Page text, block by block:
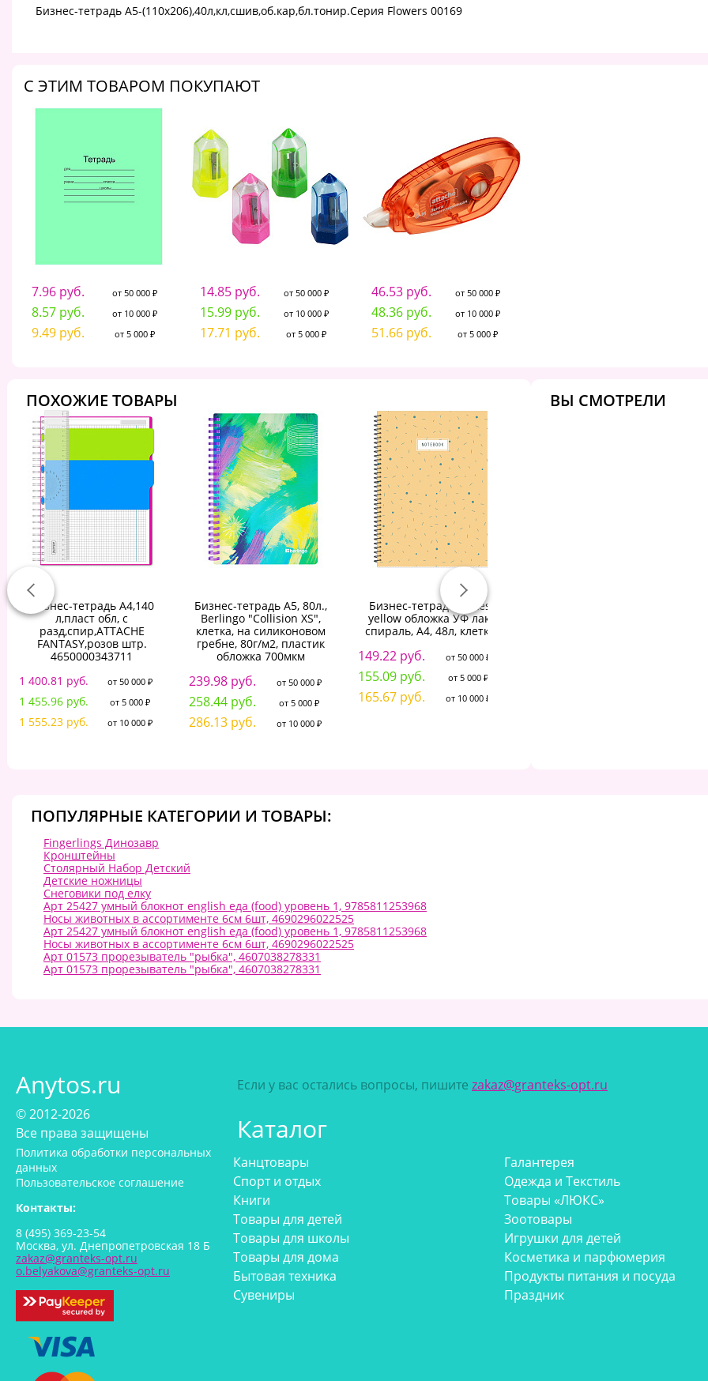
Бизнес-тетрадь А5-(110х206),40л,кл,сшив,об.кар,бл.тонир.Серия Flowers 00169
C ЭТИМ ТОВАРОМ ПОКУПАЮТ
7.96 руб. от 50 000 ₽
8.57 руб. от 10 000 ₽
9.49 руб. от 5 000 ₽
14.85 руб. от 50 000 ₽
15.99 руб. от 10 000 ₽
17.71 руб. от 5 000 ₽
46.53 руб. от 50 000 ₽
48.36 руб. от 10 000 ₽
51.66 руб. от 5 000 ₽
ПОХОЖИЕ ТОВАРЫ
Бизнес-тетрадь А4,140
л,пласт обл, с
разд,спир,ATTACHE
FANTASY,розов штр.
4650000343711
1 400.81 руб.
от 50 000 ₽
1 455.96 руб. от 5 000 ₽
1 555.23 руб. от 10 000 ₽
Бизнес-тетрадь A5, 80л.,
Berlingo "Collision XS",
клетка, на силиконовом
гребне, 80г/м2, пластик
обложка 700мкм
239.98 руб. от 50 000 ₽
258.44 руб. от 5 000 ₽
286.13 руб. от 10 000 ₽
Бизнес-тетрадь Flakes
yellow обложка УФ лак,
спираль, А4, 48л, клетка
149.22 руб. от 50 000 ₽
155.09 руб. от 5 000 ₽
165.67 руб. от 10 000 ₽
ВЫ СМОТРЕЛИ
ПОПУЛЯРНЫЕ КАТЕГОРИИ И ТОВАРЫ:
Fingerlings Динозавр
Кронштейны
Столярный Набор Детский
Детские ножницы
Снеговики под елку
Арт 25427 умный блокнот english еда (food) уровень 1, 9785811253968
Носы животных в ассортименте 6см 6шт, 4690296022525
Арт 25427 умный блокнот english еда (food) уровень 1, 9785811253968
Носы животных в ассортименте 6см 6шт, 4690296022525
Арт 01573 прорезыватель "рыбка", 4607038278331
Арт 01573 прорезыватель "рыбка", 4607038278331
Anytos.ru
© 2012-2026
Все права защищены
Политика обработки персональных
данных
Пользовательское соглашение
Контакты:
8 (495) 369-23-54
Москва, ул. Днепропетровская 18 Б
zakaz@granteks-opt.ru
o.belyakova@granteks-opt.ru
Если у вас остались вопросы, пишите zakaz@granteks-opt.ru
Каталог
Канцтовары
Спорт и отдых
Книги
Товары для детей
Товары для школы
Товары для дома
Бытовая техника
Сувениры
Галантерея
Одежда и Текстиль
Товары «ЛЮКС»
Зоотовары
Игрушки для детей
Косметика и парфюмерия
Продукты питания и посуда
Праздник